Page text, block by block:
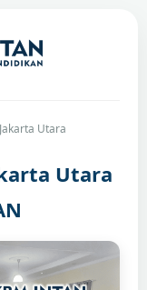
Utara
Utara